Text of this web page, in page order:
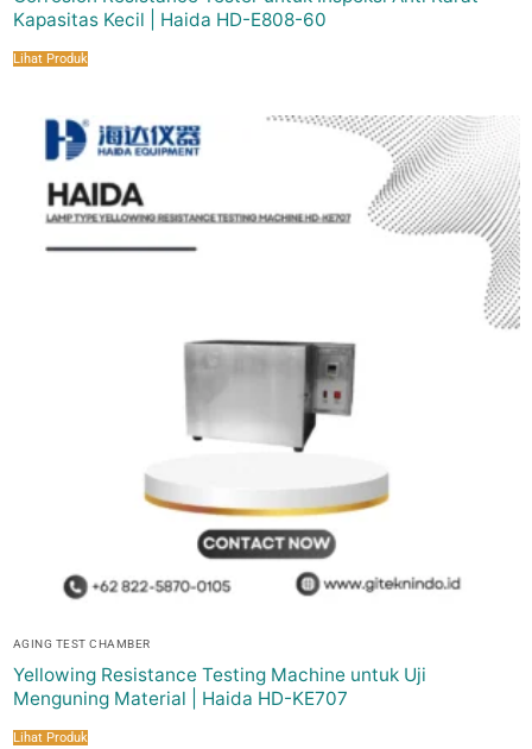
Kapasitas Kecil | Haida HD-E808-60
Lihat Produk
AGING TEST CHAMBER
Yellowing Resistance Testing Machine untuk Uji
Menguning Material | Haida HD-KE707
Lihat Produk